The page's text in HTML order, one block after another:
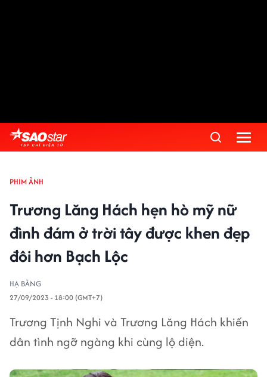
PHIM ẢNH
Trương Lăng Hách hẹn hò mỹ nữ
đình đám ở trời tây được khen đẹp
đôi hơn Bạch Lộc
HẠ BĂNG
27/09/2023 - 18:00 (GMT+7)
Trương Tịnh Nghi và Trương Lăng Hách khiến
dân tình ngỡ ngàng khi cùng lộ diện.